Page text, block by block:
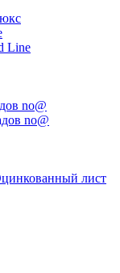
Line
no@
no@
лист